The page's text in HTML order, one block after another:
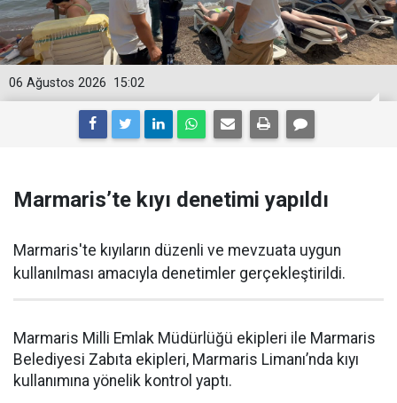
15:02
06 Ağustos 2026
Marmaris’te kıyı denetimi yapıldı
Marmaris'te kıyıların düzenli ve mevzuata uygun
kullanılması amacıyla denetimler gerçekleştirildi.
Marmaris Milli Emlak Müdürlüğü ekipleri ile Marmaris
Belediyesi Zabıta ekipleri, Marmaris Limanı’nda kıyı
kullanımına yönelik kontrol yaptı.